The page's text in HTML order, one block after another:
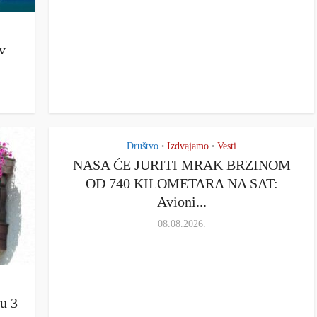
3
Društvo • Izdvajamo • Vesti
NASA ĆE JURITI MRAK BRZINOM
OD 740 KILOMETARA NA SAT:
Avioni...
08.08.2026.